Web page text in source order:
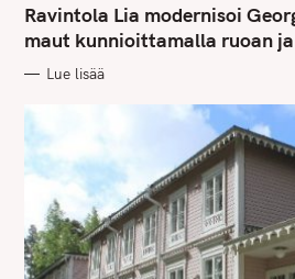
T
E
G
O
I
Ravintola Lia modernisoi
maut kunnioittamalla ruoan
Lue lisää